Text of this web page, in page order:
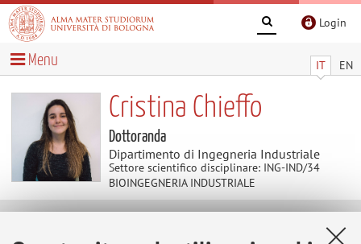
Login
IT EN
Menu
Cristina Chieffo
Dottoranda
Dipartimento di Ingegneria Industriale
Settore scientifico disciplinare: ING-IND/34
BIOINGEGNERIA INDUSTRIALE
Contatti